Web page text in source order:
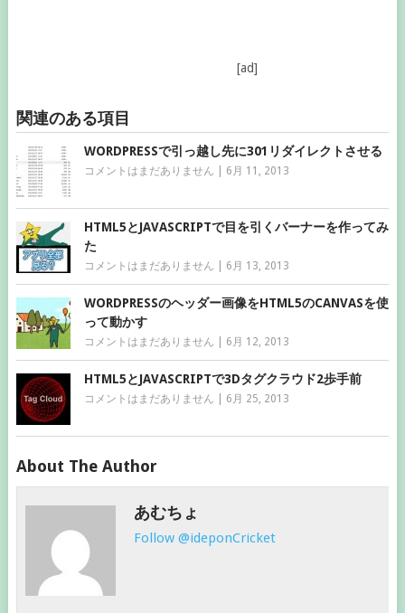
[ad]
関連のある項目
WORDPRESSで引っ越し先に301リダイレクトさせる
コメントはまだありません 6月 11, 2013
HTML5とJAVASCRIPTで目を引くバーナーを作ってみ
た
コメントはまだありません 6月 13, 2013
WORDPRESSのヘッダー画像をHTML5のCANVASを使
って動かす
コメントはまだありません 6月 12, 2013
HTML5とJAVASCRIPTで3Dタグクラウド2歩手前
コメントはまだありません 6月 25, 2013
About The Author
あむちょ
Follow @ideponCricket